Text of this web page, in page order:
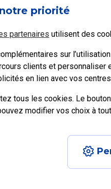
priorité
partenaires utilisent des
sur
clients et
en lien avec vos
tous les cookies. Le
modifier vos choix à
Oui Non
Aide en ligne Pro|